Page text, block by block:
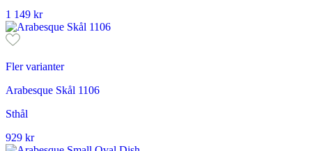
1 149 kr
Fler varianter
Arabesque Skål 1106
Sthål
929 kr